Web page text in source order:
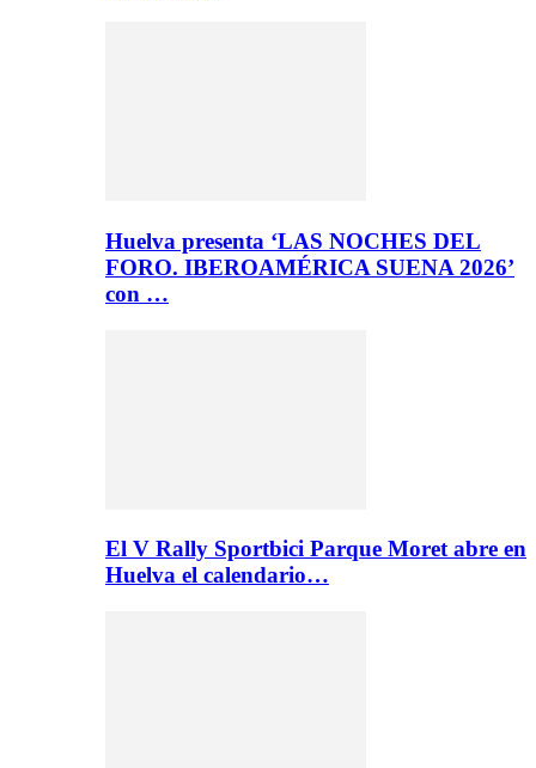
Huelva presenta ‘LAS NOCHES DEL
FORO. IBEROAMÉRICA SUENA 2026’
con …
El V Rally Sportbici Parque Moret abre en
Huelva el calendario…